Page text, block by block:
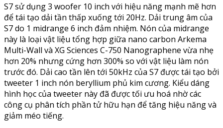
S7 sử dụng 3 woofer 10 inch với hiệu năng mạnh mẽ hơn
để tái tạo dải tần thấp xuống tới 20Hz. Dải trung âm của
S7 do 1 midrange 6 inch đảm nhiệm. Nón của midrange
này là loại vật liệu tổng hợp giữa nano carbon Arkema
Multi-Wall và XG Sciences C-750 Nanographene vừa nhẹ
hơn 20% nhưng cứng hơn 300% so với vật liệu làm nón
trước đó. Dải cao tần lên tới 50kHz của S7 được tái tạo bởi
tweeter 1 inch nón beryllium phủ kim cương. Kiểu dáng
hình học của tweeter này đã được tối ưu hoá nhờ các
công cụ phân tích phần tử hữu hạn để tăng hiệu năng và
giảm méo tiếng.